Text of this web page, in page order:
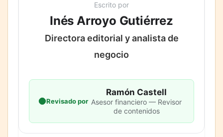
Escrito por
Inés Arroyo Gutiérrez
Directora editorial y analista de
negocio
Revisado por
Ramón Castell
Asesor financiero — Revisor
de contenidos